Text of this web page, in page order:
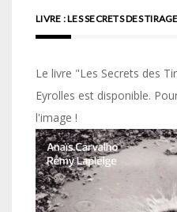
LIVRE : LES SECRETS DES
Le livre "Les Secrets des
Eyrolles est disponible.
l'image !